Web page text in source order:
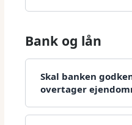
Bank og lån
Skal banken
overtager